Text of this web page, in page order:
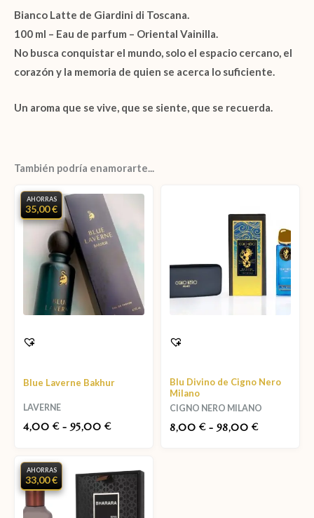
Bianco Latte de Giardini di Toscana.
100 ml – Eau de parfum – Oriental Vainilla.
No busca conquistar el mundo, solo el espacio cercano, el
corazón y la memoria de quien se acerca lo suficiente.
Un aroma que se vive, que se siente, que se recuerda.
También podría enamorarte...
AHORRAS
35,00 €
Blue Laverne Bakhur
LAVERNE
4,00 € - 95,00 €
Blu Divino de Cigno Nero
Milano
CIGNO NERO MILANO
8,00 € - 98,00 €
AHORRAS
33,00 €